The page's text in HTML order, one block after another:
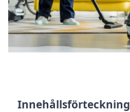
Innehållsförteckning